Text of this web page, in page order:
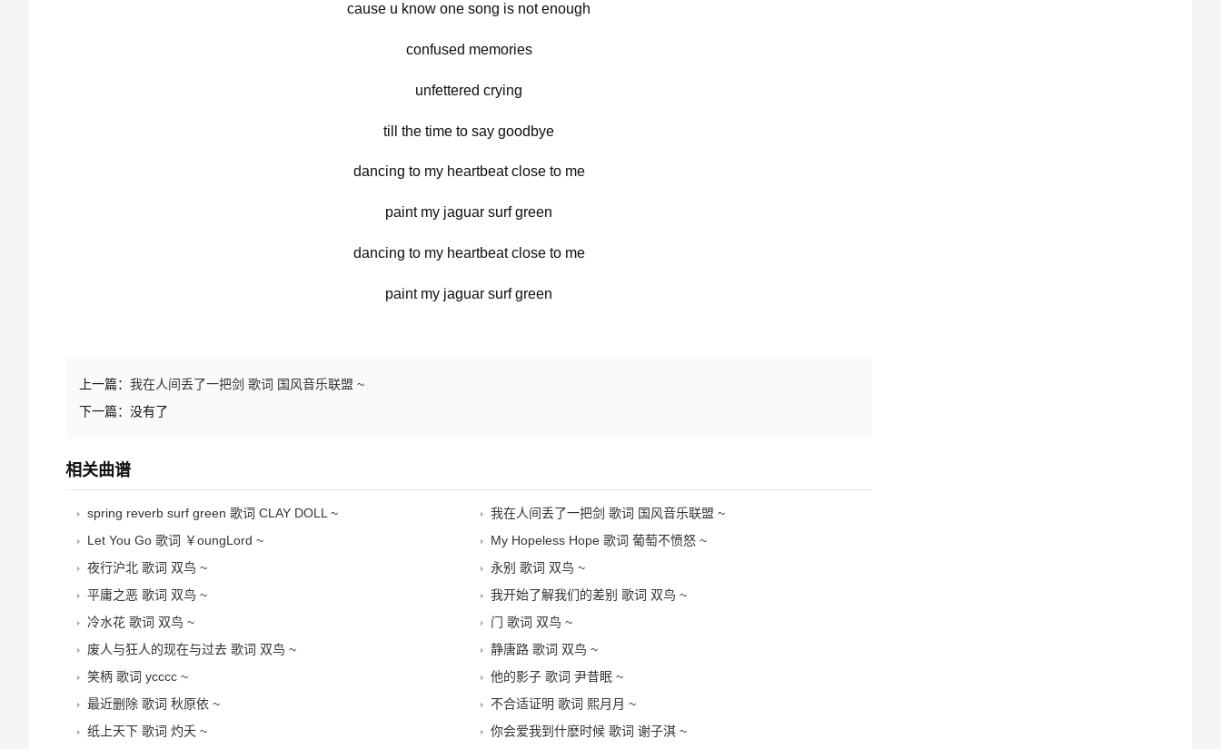
cause u know one song is not enough
confused memories
unfettered crying
till the time to say goodbye
dancing to my heartbeat close to me
paint my jaguar surf green
dancing to my heartbeat close to me
paint my jaguar surf green
上一篇： 我在人间丢了一把剑 歌词 国风音乐联盟 ~
下一篇：没有了
相关曲谱
spring reverb surf green 歌词 CLAY DOLL ~
我在人间丢了一把剑 歌词 国风音乐联盟 ~
Let You Go 歌词 ￥oungLord ~
My Hopeless Hope 歌词 葡萄不愤怒 ~
夜行沪北 歌词 双鸟 ~
永别 歌词 双鸟 ~
平庸之恶 歌词 双鸟 ~
我开始了解我们的差别 歌词 双鸟 ~
冷水花 歌词 双鸟 ~
门 歌词 双鸟 ~
废人与狂人的现在与过去 歌词 双鸟 ~
静唐路 歌词 双鸟 ~
笑柄 歌词 ycccc ~
他的影子 歌词 尹昔眠 ~
最近删除 歌词 秋原依 ~
不合适证明 歌词 熙月月 ~
纸上天下 歌词 灼夭 ~
你会爱我到什麽时候 歌词 谢子淇 ~